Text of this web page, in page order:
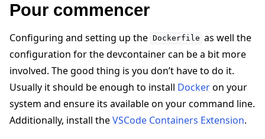
Pour commencer
Configuring and setting up the Dockerfile as well the
configuration for the devcontainer can be a bit more
involved. The good thing is you don’t have to do it.
Usually it should be enough to install Dockeron your
system and ensure its available on your command line.
Additionally, install theVSCode Containers Extension.